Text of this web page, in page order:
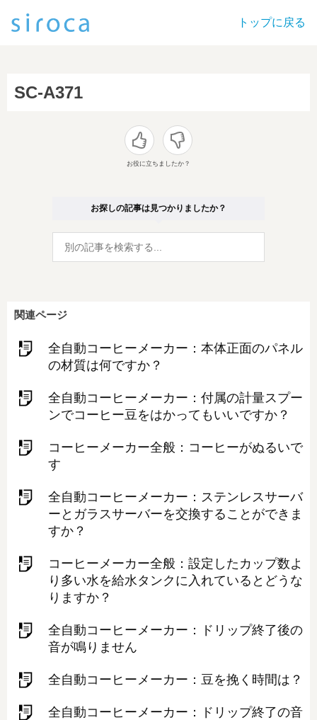
トップに戻る
SC-A371
お役に立ちましたか？
お探しの記事は見つかりましたか？
関連ページ
全自動コーヒーメーカー：本体正面のパネル
の材質は何ですか？
全自動コーヒーメーカー：付属の計量スプー
ンでコーヒー豆をはかってもいいですか？
コーヒーメーカー全般：コーヒーがぬるいで
す
全自動コーヒーメーカー：ステンレスサーバ
ーとガラスサーバーを交換することができま
すか？
コーヒーメーカー全般：設定したカップ数よ
り多い水を給水タンクに入れているとどうな
りますか？
全自動コーヒーメーカー：ドリップ終了後の
音が鳴りません
全自動コーヒーメーカー：豆を挽く時間は？
全自動コーヒーメーカー：ドリップ終了の音